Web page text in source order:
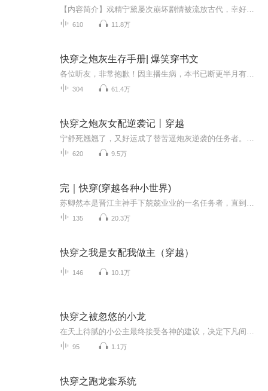
610 11.8万
快穿之炮灰生存手册| 爆笑穿书文
304 61.4万
快穿之炮灰女配逆袭记丨穿越
620 9.5万
完｜快穿(穿越各种小世界)
135 20.3万
快穿之我是女配我做主（穿越）
146 10.1万
快穿之被忽悠的小龙
95 1.1万
快穿之跑龙套系统